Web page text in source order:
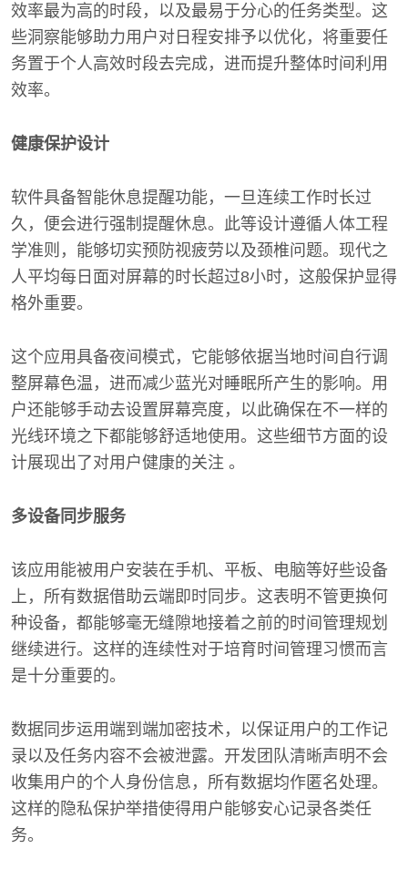
效率最为高的时段，以及最易于分心的任务类型。这
些洞察能够助力用户对日程安排予以优化，将重要任
务置于个人高效时段去完成，进而提升整体时间利用
效率。
健康保护设计
软件具备智能休息提醒功能，一旦连续工作时长过
久，便会进行强制提醒休息。此等设计遵循人体工程
学准则，能够切实预防视疲劳以及颈椎问题。现代之
人平均每日面对屏幕的时长超过8小时，这般保护显得
格外重要。
这个应用具备夜间模式，它能够依据当地时间自行调
整屏幕色温，进而减少蓝光对睡眠所产生的影响。用
户还能够手动去设置屏幕亮度，以此确保在不一样的
光线环境之下都能够舒适地使用。这些细节方面的设
计展现出了对用户健康的关注 。
多设备同步服务
该应用能被用户安装在手机、平板、电脑等好些设备
上，所有数据借助云端即时同步。这表明不管更换何
种设备，都能够毫无缝隙地接着之前的时间管理规划
继续进行。这样的连续性对于培育时间管理习惯而言
是十分重要的。
数据同步运用端到端加密技术，以保证用户的工作记
录以及任务内容不会被泄露。开发团队清晰声明不会
收集用户的个人身份信息，所有数据均作匿名处理。
这样的隐私保护举措使得用户能够安心记录各类任
务。